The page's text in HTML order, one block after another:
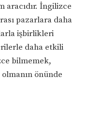
aracıdır. İngilizce
pazarlara daha
işbirlikleri
daha etkili
bilmemek,
önünde